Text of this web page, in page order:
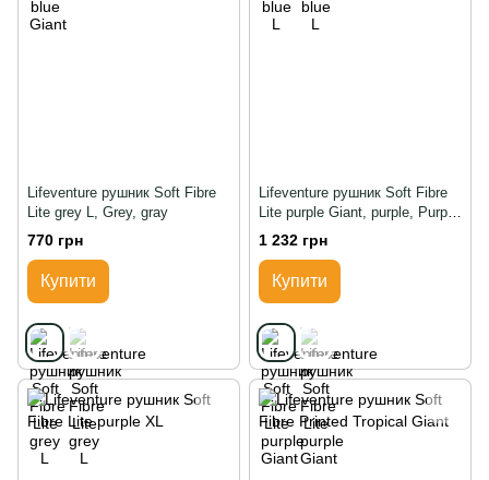
Lifeventure рушник Soft Fibre
Lite grey L, Grey, gray
770 грн
Купити
Lifeventure рушник Soft Fibre
Lite purple Giant, purple, Purple
Sunset
1 232 грн
Купити